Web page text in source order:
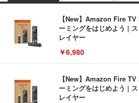
【New】Amazon Fire
ーミングをはじめよう |
レイヤー
￥6,980
【New】Amazon Fire
ーミングをはじめよう |
レイヤー